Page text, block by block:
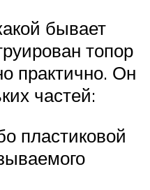
бывает
топор
практично. Он
частей:
пластиковой